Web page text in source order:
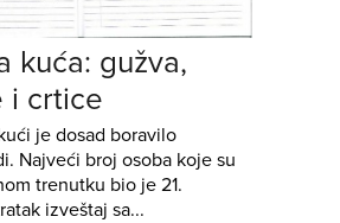
kuća: gužva,
i crtice
je dosad boravilo
Najveći broj osoba koje su
trenutku bio je 21.
izveštaj sa...